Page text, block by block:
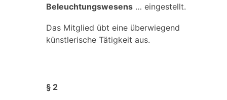
Beleuchtungswesens … eingestellt.
Das Mitglied übt eine überwiegend
künstlerische Tätigkeit aus.
§ 2